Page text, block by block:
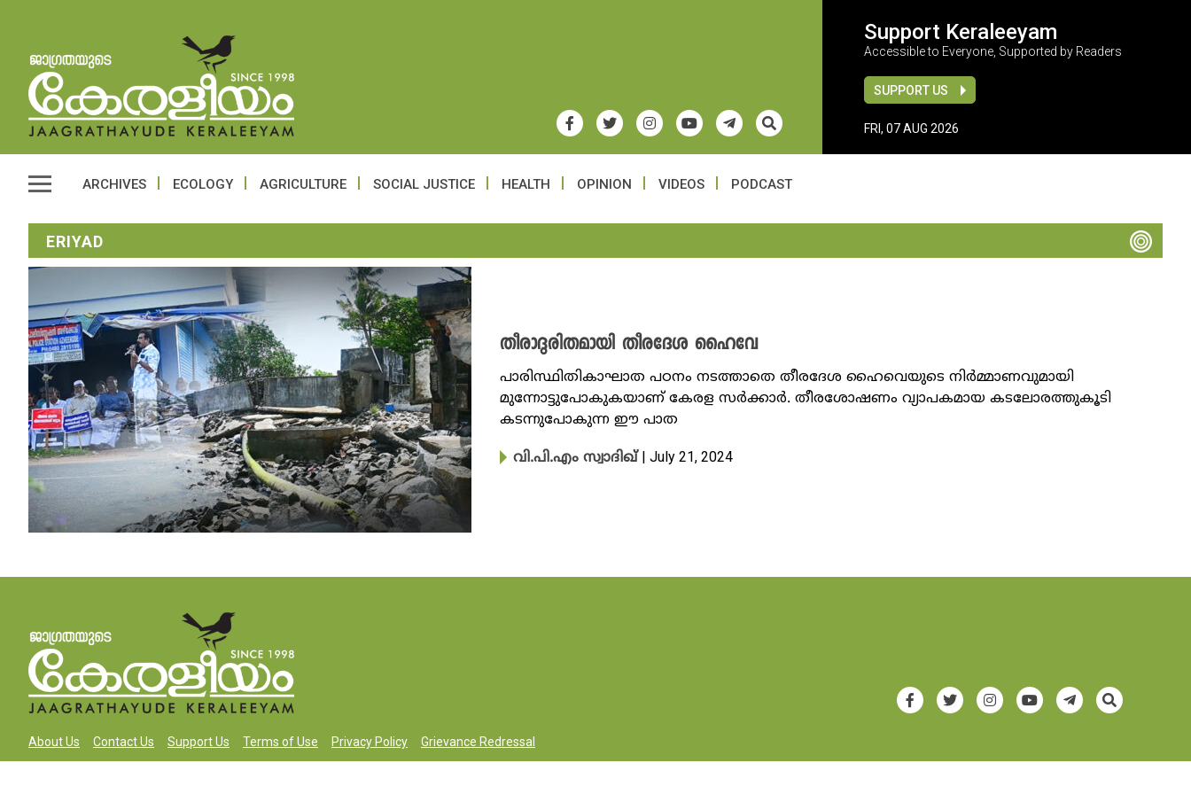
Support Keraleeyam
Accessible to Everyone, Supported by Readers
SUPPORT US
FRI, 07 AUG 2026
ARCHIVES ECOLOGY AGRICULTURE SOCIAL JUSTICE HEALTH OPINION VIDEOS PODCAST
ERIYAD
തീരാദുരിതമായി തീരദേശ ഹൈവേ
പാരിസ്ഥിതികാഘാത പഠനം നടത്താതെ തീരദേശ ഹൈവെയുടെ നിർമ്മാണവുമായി
മുന്നോട്ടുപോകുകയാണ് കേരള സർക്കാർ. തീരശോഷണം വ്യാപകമായ കടലോരത്തുകൂടി
കടന്നുപോകുന്ന ഈ പാത
വി.പി.എം സ്വാദിഖ് | July 21, 2024
About Us Contact Us Support Us Terms of Use Privacy Policy Grievance Redressal